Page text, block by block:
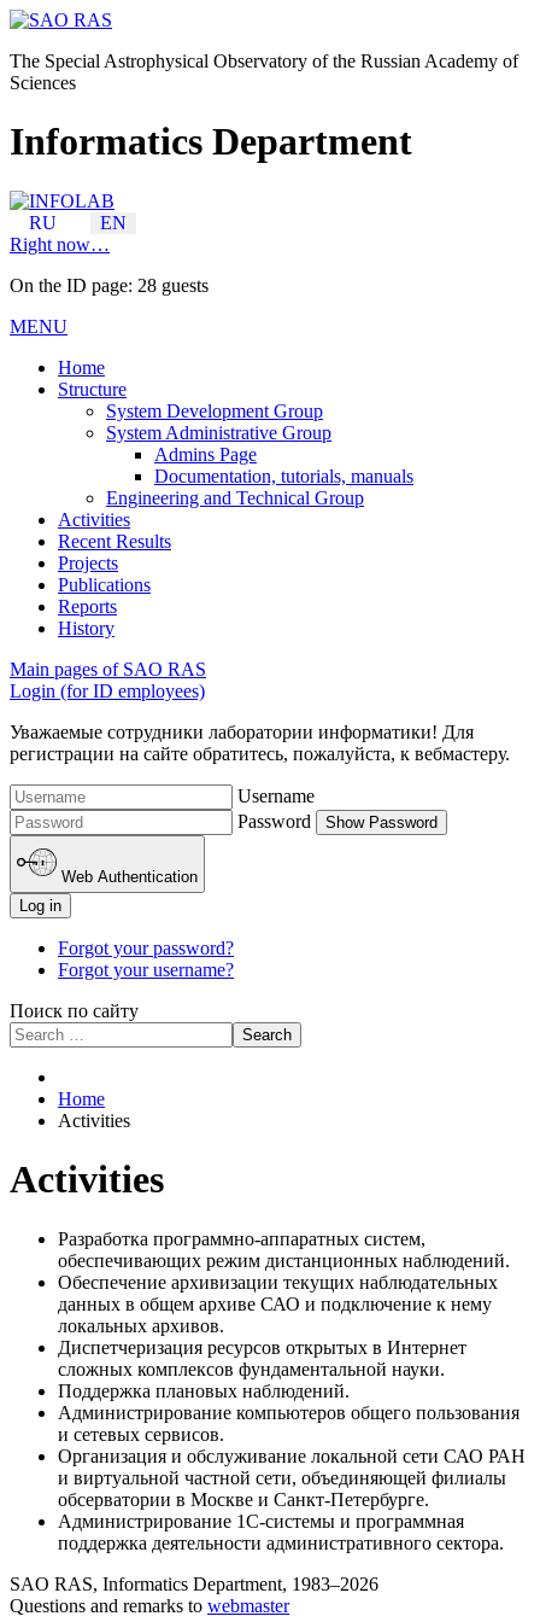
The Special Astrophysical Observatory of the Russian Academy of
Sciences
Informatics Department
RU
EN
Right now…
On the ID page: 28 guests
MENU
Home
Structure
System Development Group
System Administrative Group
Admins Page
Documentation, tutorials, manuals
Engineering and Technical Group
Activities
Recent Results
Projects
Publications
Reports
History
Main pages of SAO RAS
Login (for ID employees)
Уважаемые сотрудники лаборатории информатики! Для
регистрации на сайте обратитесь, пожалуйста, к вебмастеру.
Username
Password
Show Password
Web Authentication
Log in
Forgot your password?
Forgot your username?
Поиск по сайту
for results.
Search
Home
Activities
Activities
Разработка программно-аппаратных систем,
обеспечивающих режим дистанционных наблюдений.
Обеспечение архивизации текущих наблюдательных
данных в общем архиве САО и подключение к нему
локальных архивов.
Диспетчеризация ресурсов открытых в Интернет
сложных комплексов фундаментальной науки.
Поддержка плановых наблюдений.
Администрирование компьютеров общего пользования
и сетевых сервисов.
Организация и обслуживание локальной сети САО РАН
и виртуальной частной сети, объединяющей филиалы
обсерватории в Москве и Санкт-Петербурге.
Администрирование 1С-системы и программная
поддержка деятельности административного сектора.
SAO RAS, Informatics Department, 1983–2026
Questions and remarks to webmaster